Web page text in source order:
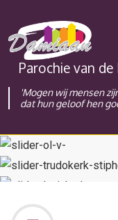
Parochie van
'Mogen wij mensen
dat hun geloof hen